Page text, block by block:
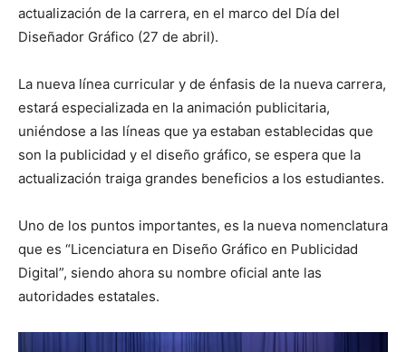
actualización de la carrera, en el marco del Día del
Diseñador Gráfico (27 de abril).
La nueva línea curricular y de énfasis de la nueva carrera,
estará especializada en la animación publicitaria,
uniéndose a las líneas que ya estaban establecidas que
son la publicidad y el diseño gráfico, se espera que la
actualización traiga grandes beneficios a los estudiantes.
Uno de los puntos importantes, es la nueva nomenclatura
que es “Licenciatura en Diseño Gráfico en Publicidad
Digital”, siendo ahora su nombre oficial ante las
autoridades estatales.